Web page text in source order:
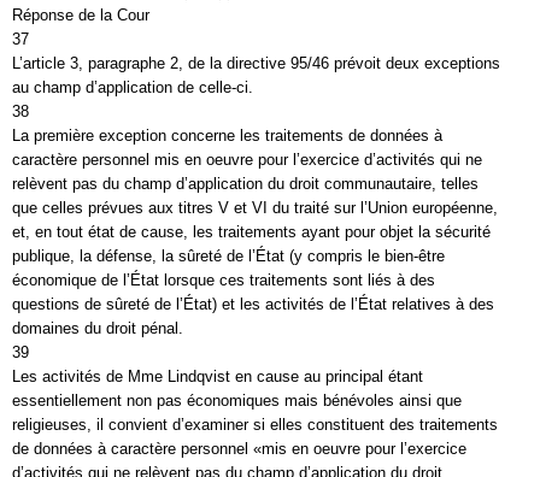
Réponse de la Cour
37
L’article 3, paragraphe 2, de la directive 95/46 prévoit deux exceptions
au champ d’application de celle-ci.
38
La première exception concerne les traitements de données à
caractère personnel mis en oeuvre pour l’exercice d’activités qui ne
relèvent pas du champ d’application du droit communautaire, telles
que celles prévues aux titres V et VI du traité sur l’Union européenne,
et, en tout état de cause, les traitements ayant pour objet la sécurité
publique, la défense, la sûreté de l’État (y compris le bien-être
économique de l’État lorsque ces traitements sont liés à des
questions de sûreté de l’État) et les activités de l’État relatives à des
domaines du droit pénal.
39
Les activités de Mme Lindqvist en cause au principal étant
essentiellement non pas économiques mais bénévoles ainsi que
religieuses, il convient d’examiner si elles constituent des traitements
de données à caractère personnel «mis en oeuvre pour l’exercice
d’activités qui ne relèvent pas du champ d’application du droit